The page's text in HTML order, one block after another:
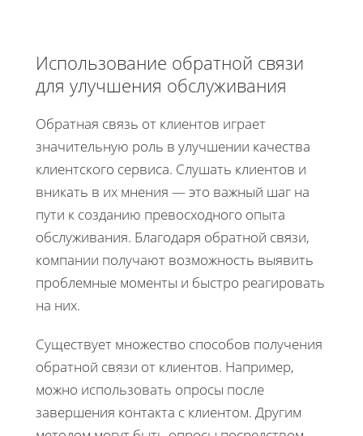
Использование обратной связи
для улучшения обслуживания
Обратная связь от клиентов играет
значительную роль в улучшении качества
клиентского сервиса. Слушать клиентов и
вникать в их мнения — это важный шаг на
пути к созданию превосходного опыта
обслуживания. Благодаря обратной связи,
компании получают возможность выявить
проблемные моменты и быстро реагировать
на них.
Существует множество способов получения
обратной связи от клиентов. Например,
можно использовать опросы после
завершения контакта с клиентом. Другим